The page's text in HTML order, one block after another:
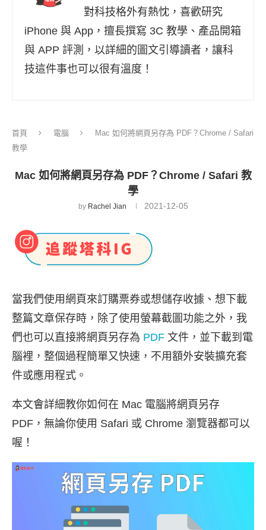
對科技格外有熱忱，喜歡研究
iPhone 與 App，擅長撰寫 3C 教學、產品開箱
與 APP 評測，以詳細的圖文引導讀者，讓科
技這件事也可以很有溫度！
首頁 電腦
Mac 如何將網頁另存為 PDF？Chrome / Safari
教學
Mac 如何將網頁另存為 PDF？Chrome / Safari 教
學
by Rachel Jian 2021-12-05
當我們使用網頁來訂購票券或想儲存收據、想下載
整篇文章保存時，除了使用螢幕截圖功能之外，我
們也可以直接將網頁另存為 PDF 文件，並下載到電
腦裡，整個過程簡單又快速，不用額外安裝擴充套
件或應用程式。
本文會詳細教你如何在 Mac 電腦將網頁另存
PDF，無論你使用 Safari 或 Chrome 瀏覽器都可以
喔！